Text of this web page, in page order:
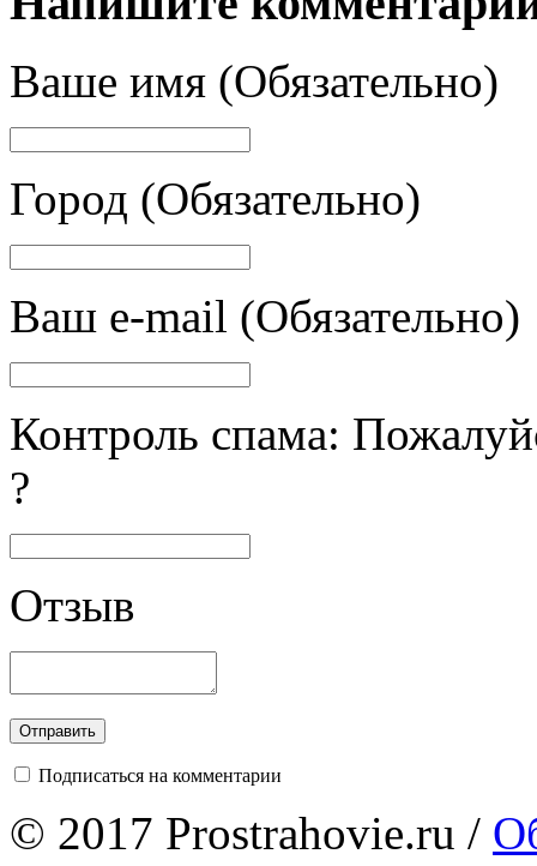
Ваше имя (Обязательно)
Город (Обязательно)
Ваш e-mail (Обязательно)
Контроль спама:
?
Отзыв
Подписаться на комментарии
© 2017 Prostrahovie.ru /